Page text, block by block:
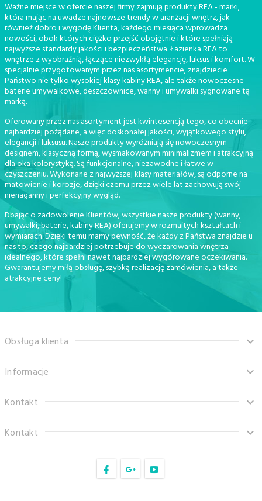
Ważne miejsce w ofercie naszej firmy zajmują produkty REA - marki,
która mając na uwadze najnowsze trendy w aranżacji wnętrz, jak
również dobro i wygodę Klienta, każdego miesiąca wprowadza
nowości, obok których ciężko przejść obojętnie i które spełniają
najwyższe standardy jakości i bezpieczeństwa. Łazienka REA to
wnętrze z wyobraźnią, łączące niezwykłą elegancję, luksus i komfort. W
specjalnie przygotowanym przez nas asortymencie, znajdziecie
Państwo nie tylko wysokiej klasy kabiny REA, ale także nowoczesne
baterie umywalkowe, deszczownice, wanny i umywalki sygnowane tą
marką.
Oferowany przez nas asortyment jest kwintesencją tego, co obecnie
najbardziej pożądane, a więc doskonałej jakości, wyjątkowego stylu,
elegancji i luksusu. Nasze produkty wyróżniają się nowoczesnym
designem, klasyczną formą, wysmakowanym minimalizmem i atrakcyjną
dla oka kolorystyką. Są funkcjonalne, niezawodne i łatwe w
czyszczeniu. Wykonane z najwyższej klasy materiałów, są odporne na
matowienie i korozje, dzięki czemu przez wiele lat zachowują swój
nienaganny i perfekcyjny wygląd.
Dbając o zadowolenie Klientów, wszystkie nasze produkty (wanny,
umywalki, baterie, kabiny REA) oferujemy w rozmaitych kształtach i
wymiarach. Dzięki temu mamy pewność, że każdy z Państwa znajdzie u
nas to, czego najbardziej potrzebuje do wyczarowania wnętrza
idealnego, które spełni nawet najbardziej wygórowane oczekiwania.
Gwarantujemy miłą obsługę, szybką realizację zamówienia, a także
atrakcyjne ceny!
Obsługa klienta
Informacje
Kontakt
Kontakt